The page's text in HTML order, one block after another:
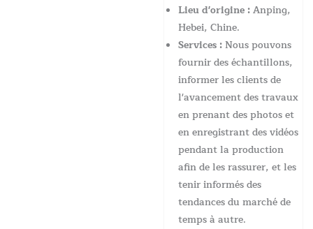
Lieu d'origine :Anping,
Hebei, Chine.
Services :Nous pouvons
fournir des échantillons,
informer les clients de
l'avancement des travaux
en prenant des photos et
en enregistrant des vidéos
pendant la production
afin de les rassurer, et les
tenir informés des
tendances du marché de
temps à autre.